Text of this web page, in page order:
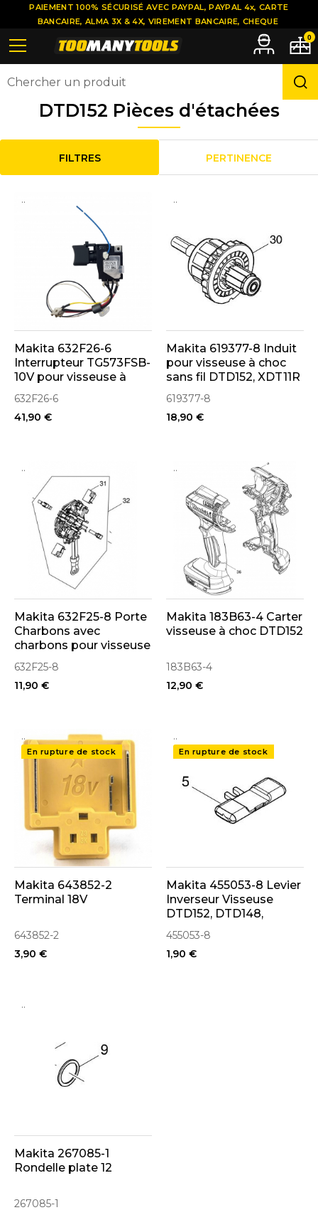
DTD152 Pièces d'étachées
FILTRES PERTINENCE
..
Makita 632F26-6
Interrupteur TG573FSB-
10V pour visseuse à
chocs DTD152
632F26-6
41,90 €
..
Makita 619377-8 Induit
pour visseuse à choc
sans fil DTD152, XDT11R
619377-8
18,90 €
..
Makita 632F25-8 Porte
Charbons avec
charbons pour visseuse
à chocs DTD152
632F25-8
11,90 €
..
Makita 183B63-4 Carter
visseuse à choc DTD152
183B63-4
12,90 €
..
En rupture de stock
Makita 643852-2
Terminal 18V
643852-2
3,90 €
..
En rupture de stock
Makita 455053-8 Levier
Inverseur Visseuse
DTD152, DTD148,
DTD170, DTD155,
DTD154, DTD153
455053-8
1,90 €
..
Makita 267085-1
Rondelle plate 12
267085-1
PAIEMENT 100% SÉCURISÉ AVEC PAYPAL, PAYPAL 4x, CARTE
BANCAIRE, ALMA 3X & 4X, VIREMENT BANCAIRE, CHEQUE
0